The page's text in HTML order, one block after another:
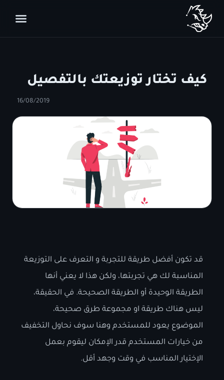
16/08/2019
كيف تختار توزيعتك بالتفصيل
قد تكون أفضل طريقة للتجربة و التعرف على التوزيعة
المناسبة لك هي تجربتها، ولكن هذا لا يعني أنها
الطريقة الوحيدة أو الطريقة الصحيحة. في الحقيقة،
ليس هناك طريقة او مجموعة طرق صحيحة،
الموضوع يعود للمستخدم وهنا سوف نحاول التخفيف
من خيارات المستخدم قدر الإمكان ليقوم بعمل
الإختيار المناسب في وقت وجهد أقل.